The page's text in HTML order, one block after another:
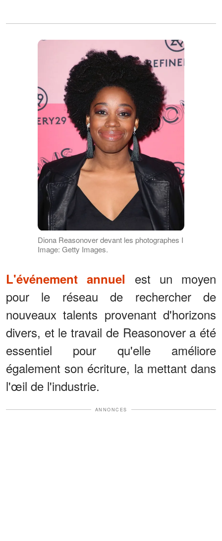
Diona Reasonover devant les photographes I
Image: Getty Images.
L'événement annuel est un moyen
pour le réseau de rechercher de
nouveaux talents provenant d'horizons
divers, et le travail de Reasonover a été
essentiel pour qu'elle améliore
également son écriture, la mettant dans
l'œil de l'industrie.
ANNONCES